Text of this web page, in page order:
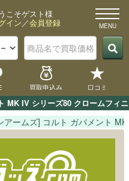
MK IV シリーズ80 クロームフィ
こそゲスト様
イン／会員登録
買取申込み 口コミ
アームズ] コルト ガバメント